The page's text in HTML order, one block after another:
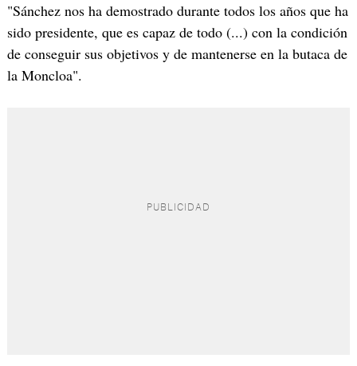
"Sánchez nos ha demostrado durante todos los años que ha
sido presidente, que es capaz de todo (...) con la condición
de conseguir sus objetivos y de mantenerse en la butaca de
la Moncloa".